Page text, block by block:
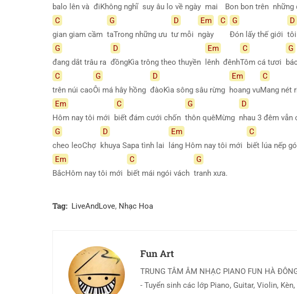
balo lên và điKhông nghĩ suy âu lo về ngày mai
Bon bon trên những
C
gian giam cầm
G
taTrong những ưu
D
tư mỗi
Em
ngày
C
G
Đón lấy thế giới
D
tôi
G
đang dắt trâu ra
D
đồngKìa trông theo thuyền
Em
lênh đênh
C
Tôm cá tươi
G
C
trên núi cao
G
Ôi má hây hồng
D
đàoKìa sông sâu rừng
Em
hoang vu
C
Mang nét
Em
Hôm nay tôi mới
C
biết đám cưới chốn
G
thôn quêMừng
D
nhau 3 đêm vẫn
G
cheo leoChợ
D
khuya Sapa tình lai
Em
láng Hôm nay tôi mới
C
biết lúa nếp
Em
BắcHôm nay tôi mới
C
biết mái ngói vách
G
tranh xưa.
Tag: LiveAndLove, Nhạc Hoa
Fun Art
TRUNG TÂM ÂM NHẠC PIANO FUN HÀ
- Tuyển sinh các lớp Piano, Guitar, Violin,